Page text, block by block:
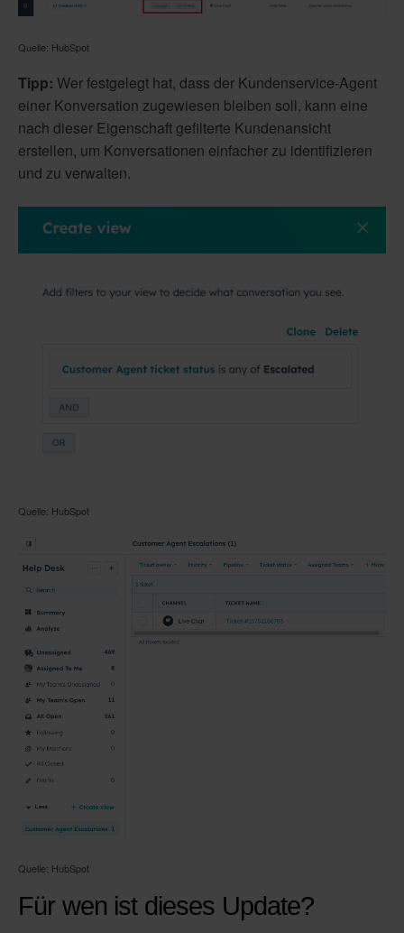
Quelle: HubSpot
Tipp: Wer festgelegt hat, dass der Kundenservice-Agent
einer Konversation zugewiesen bleiben soll, kann eine
nach dieser Eigenschaft gefilterte Kundenansicht
erstellen, um Konversationen einfacher zu identifizieren
und zu verwalten.
Quelle: HubSpot
Quelle: HubSpot
Für wen ist dieses Update?